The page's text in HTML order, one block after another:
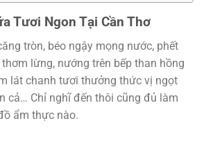
Tươi Ngon Tại Cần Thơ
tròn, béo ngậy mọng nước, phết
lừng, nướng trên bếp than hồng
lát chanh tươi thưởng thức vị ngọt
cả… Chỉ nghĩ đến thôi cũng đủ làm
ẩm thực nào.